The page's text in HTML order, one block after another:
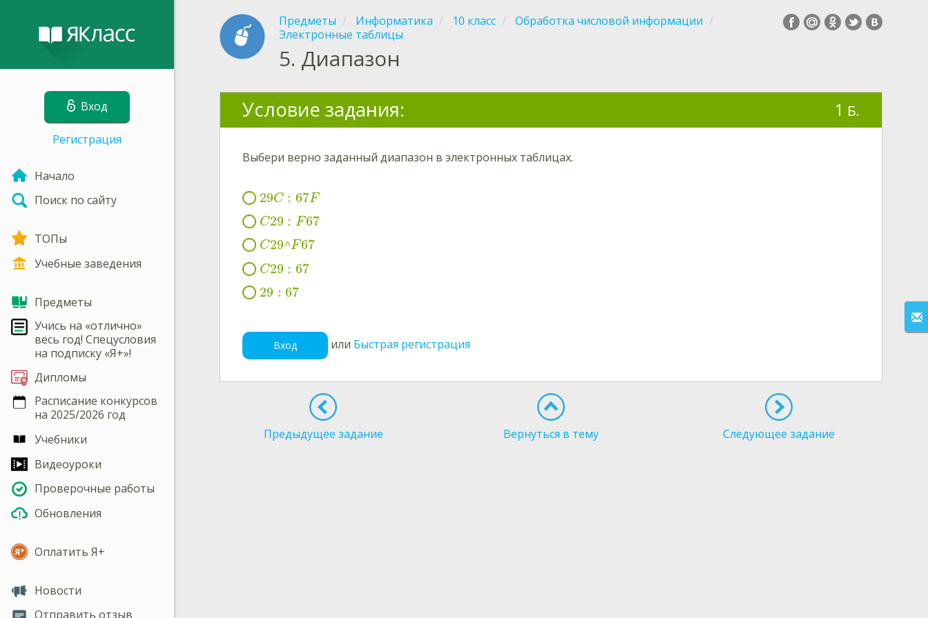
Вход
Регистрация
Начало
Поиск по сайту
ТОПы
Учебные заведения
Предметы
Учись на «отлично»
весь год! Спецусловия
на подписку «Я+»!
Дипломы
Расписание конкурсов
на 2025/2026 год
Учебники
Видеоуроки
Проверочные работы
Обновления
Оплатить Я+
Новости
Отправить отзыв
Предметы Информатика 10 класс
Обработка числовой информации
Электронные таблицы
5. Диапазон
Условие задания: 1 Б.
Выбери верно заданный диапазон в электронных таблицах.
29C : 67F
C29 : F67
C29^F67
C29 : 67
29 : 67
Вход или Быстрая регистрация
Предыдущее задание Вернуться в тему Следующее задание